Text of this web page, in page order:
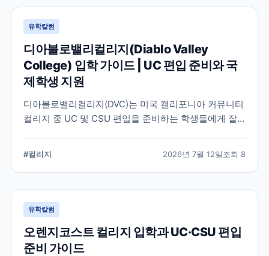
유학칼럼
디아블로밸리컬리지(Diablo Valley
College) 입학 가이드 | UC 편입 준비와 국
제학생 지원
디아블로밸리컬리지(DVC)는 미국 캘리포니아 커뮤니티
컬리지 중 UC 및 CSU 편입을 준비하는 학생들에게 잘
정리했습니다.
#컬리지 2026년 7월 12일조회 8
유학칼럼
오렌지코스트 컬리지 입학과 UC·CSU 편입
준비 가이드